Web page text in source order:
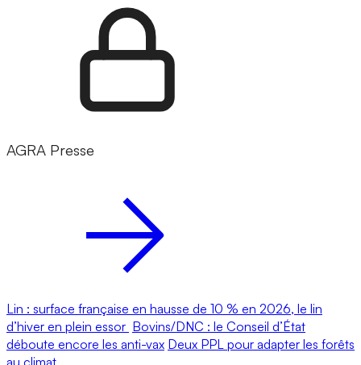
AGRA Presse
Lin : surface française en hausse de 10 % en 2026, le lin
d’hiver en plein essor Bovins/DNC : le Conseil d’État
déboute encore les anti-vax Deux PPL pour adapter les forêts
au climat